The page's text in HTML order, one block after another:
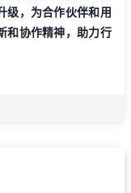
级，为合作伙伴和用
和协作精神，助力行